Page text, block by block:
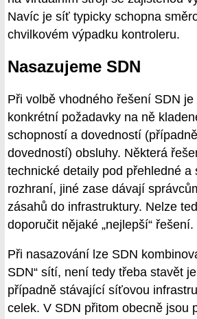
Navíc je síť typicky schopna
chvilkovém výpadku kontroleru.
Nasazujeme SDN
Při volbě vhodného řešení SDN
konkrétní požadavky na ně
schopností a dovedností
dovedností) obsluhy. Některá
technické detaily pod přehledné a
rozhraní, jiné zase dávají
zásahů do infrastruktury. Nelze
doporučit nějaké „nejlepší“ řešení.
Při nasazování lze SDN
SDN“ sítí, není tedy třeba stavět
případně stávající síťovou
celek. V SDN přitom obecně jsou